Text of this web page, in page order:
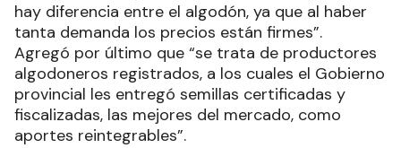
hay diferencia entre el algodón, ya que al haber
tanta demanda los precios están firmes”.
Agregó por último que “se trata de productores
algodoneros registrados, a los cuales el Gobierno
provincial les entregó semillas certificadas y
fiscalizadas, las mejores del mercado, como
aportes reintegrables”.